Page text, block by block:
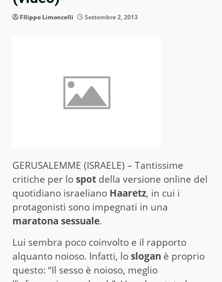
FIlippo Limoncelli Settembre 2, 2013
GERUSALEMME (ISRAELE) – Tantissime
critiche per lo spot della versione online del
quotidiano israeliano Haaretz, in cui i
protagonisti sono impegnati in una
maratona sessuale.
Lui sembra poco coinvolto e il rapporto
alquanto noioso. Infatti, lo slogan è proprio
questo: “Il sesso è noioso, meglio